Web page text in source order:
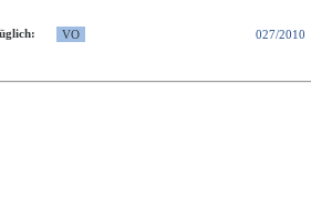
027/2010